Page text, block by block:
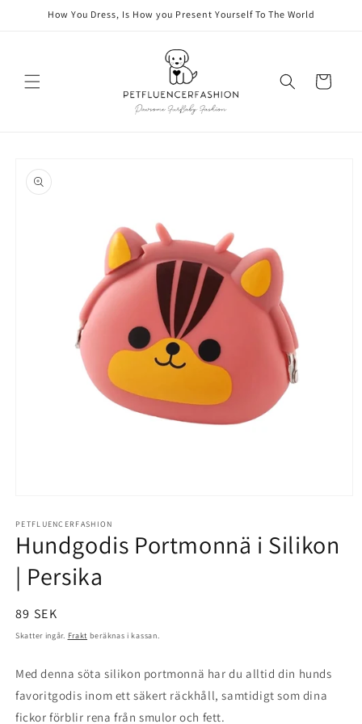
vidareHow You Dress, Is How you Present Yourself To The World
Varukorg
vidare till
1
i
modalfönster
PETFLUENCERFASHION
Hundgodis Portmonnä i Silikon
| Persika
Ordinarie
pris
89 SEK
Skatter ingår. Frakt beräknas i kassan.
Med denna söta silikon portmonnä har du alltid din hunds
favoritgodis inom ett säkert räckhåll, samtidigt som dina
fickorförblir rena från smulor och fett.